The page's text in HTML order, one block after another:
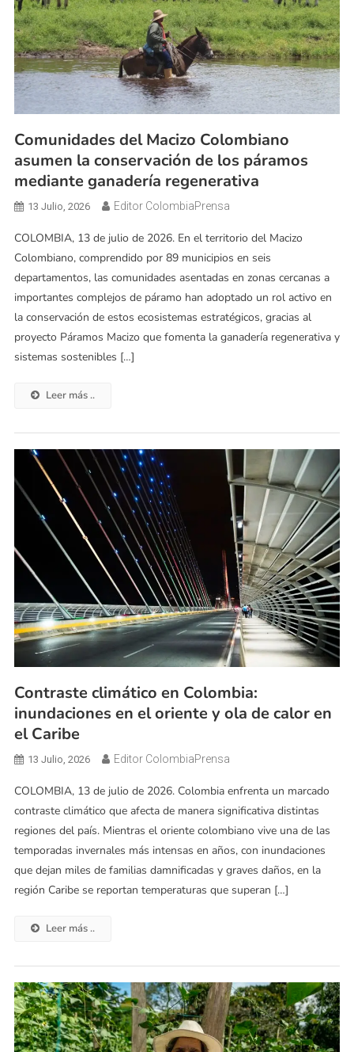
Comunidades del Macizo Colombiano
asumen la conservación de los páramos
mediante ganadería regenerativa
13 Julio, 2026 Editor ColombiaPrensa
COLOMBIA, 13 de julio de 2026. En el territorio del Macizo
Colombiano, comprendido por 89 municipios en seis
departamentos, las comunidades asentadas en zonas cercanas a
importantes complejos de páramo han adoptado un rol activo en
la conservación de estos ecosistemas estratégicos, gracias al
proyecto Páramos Macizo que fomenta la ganadería regenerativa y
sistemas sostenibles […]
Leer más ..
Contraste climático en Colombia:
inundaciones en el oriente y ola de calor en
el Caribe
13 Julio, 2026 Editor ColombiaPrensa
COLOMBIA, 13 de julio de 2026. Colombia enfrenta un marcado
contraste climático que afecta de manera significativa distintas
regiones del país. Mientras el oriente colombiano vive una de las
temporadas invernales más intensas en años, con inundaciones
que dejan miles de familias damnificadas y graves daños, en la
región Caribe se reportan temperaturas que superan […]
Leer más ..